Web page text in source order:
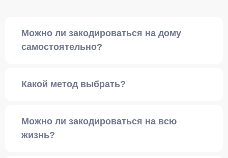
Можно ли закодироваться на дому
самостоятельно?
Какой метод выбрать?
Можно ли закодироваться на всю
жизнь?